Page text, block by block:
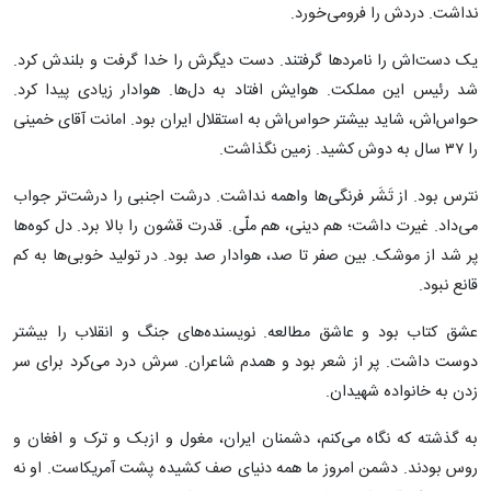
نداشت. دردش را فرومی‌خورد.
یک دست‌اش را نامردها گرفتند. دست دیگرش را خدا گرفت و بلندش کرد.
شد رئیس این مملکت. هوایش افتاد به دل‌ها. هوادار زیادی پیدا کرد.
حواس‌اش، شاید بیشتر حواس‌اش به استقلال ایران بود. امانت آقای خمینی
را ۳۷ سال به دوش کشید. زمین نگذاشت.
نترس بود. از تَشَر فرنگی‌ها واهمه نداشت. درشت اجنبی را درشت‌تر جواب
می‌داد. غیرت داشت؛ هم دینی، هم ملّی. قدرت قشون را بالا برد. دل کوه‌ها
پر شد از موشک. بین صفر تا صد، هوادار صد بود. در تولید خوبی‌ها به کم
قانع نبود.
عشق کتاب بود و عاشق مطالعه. نویسنده‌های جنگ و انقلاب را بیشتر
دوست داشت. پر از شعر بود و همدم شاعران. سرش درد می‌کرد برای سر
زدن به خانواده شهیدان.
به گذشته که نگاه می‌کنم، دشمنان ایران، مغول و ازبک و ترک و افغان و
روس بودند. دشمن امروز ما همه دنیای صف کشیده پشت آمریکاست. او نه